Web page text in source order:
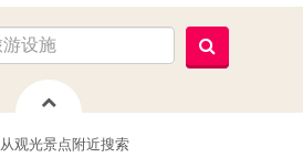
从观光景点附近搜索